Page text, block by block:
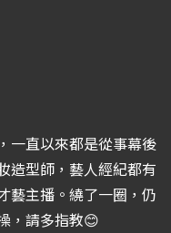
一直以來都是從事幕後
造型師，藝人經紀都有
藝主播。繞了一圈，仍
，請多指教😊